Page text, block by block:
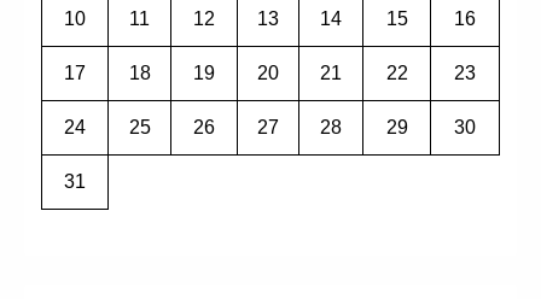
10 11 12 13 14 15 16
17 18 19 20 21 22 23
24 25 26 27 28 29 30
31